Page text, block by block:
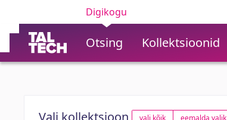
Digikogu
Otsing Kollektsioonid
vali kõik eemalda valik